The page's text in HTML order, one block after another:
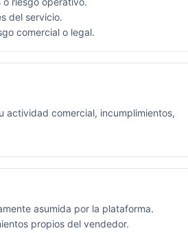
del servicio.
comercial o legal.
actividad comercial, incumplimientos,
asumida por la plataforma.
propios del vendedor.